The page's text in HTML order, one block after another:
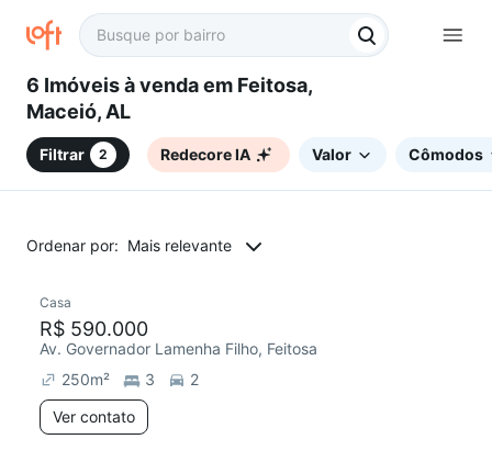
6 Imóveis à venda em Feitosa,
Maceió, AL
Filtrar 2 Redecore IA Valor Cômodos
Ordenar por: Mais relevante
Casa
R$ 590.000
Av. Governador Lamenha Filho, Feitosa
250m² 3
2
Ver contato